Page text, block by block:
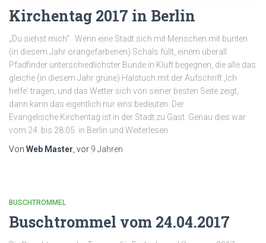
Kirchentag 2017 in Berlin
„Du siehst mich“ Wenn eine Stadt sich mit Menschen mit bunten
(in diesem Jahr orangefarbenen) Schals füllt, einem überall
Pfadfinder unterschiedlichster Bünde in Kluft begegnen, die alle das
gleiche (in diesem Jahr grüne) Halstuch mit der Aufschrift ‚Ich
helfe‘ tragen, und das Wetter sich von seiner besten Seite zeigt,
dann kann das eigentlich nur eins bedeuten: Der
Evangelische Kirchentag ist in der Stadt zu Gast. Genau dies war
vom 24. bis 28.05. in Berlin und Weiterlesen
Von Web Master , vor 9 Jahren
BUSCHTROMMEL
Buschtrommel vom 24.04.2017